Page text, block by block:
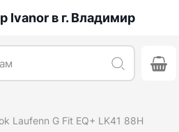
в г. Владимир
Laufenn G Fit EQ+ LK41 88H